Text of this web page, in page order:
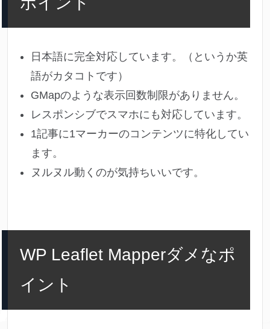
日本語に完全対応しています。（というか英
語がカタコトです）
GMapのような表示回数制限がありません。
レスポンシブでスマホにも対応しています。
1記事に1マーカーのコンテンツに特化してい
ます。
ヌルヌル動くのが気持ちいいです。
WP Leaflet Mapperダメなポ
イント